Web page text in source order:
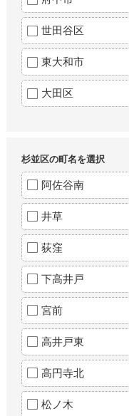
世田谷区
東大和市
大田区
杉並区の町名を選択
阿佐谷南
井草
荻窪
下高井戸
宮前
高井戸東
高円寺北
松ノ木